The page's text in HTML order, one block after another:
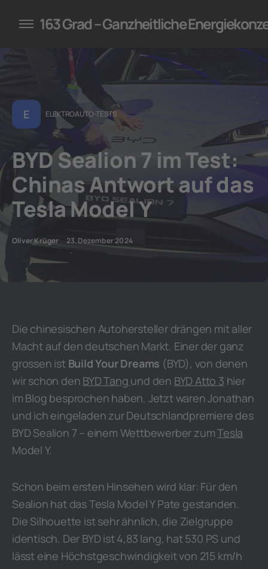
für Unternehmen
163 Grad – Ganzheitliche
E ELEKTROAUTO-TESTS
BYD Sealion 7 im Test:
Chinas Antwort auf das
Tesla Model Y
Oliver Krüger 23. Dezember 2024
Die chinesischen Autohersteller drängen mit aller
Macht auf den deutschen Markt. Einer der ganz
grossen ist Build Your Dreams (BYD), von denen
wir schon den BYD Tang und den BYD Atto 3 hier
im Blog besprochen haben. Jetzt waren Jonathan
und ich eingeladen zur Deutschlandpremiere des
BYD Sealion 7 – einem Wettbewerber zumTesla
Model Y.
Schon beim ersten Hinsehen wird klar: Für den
Sealion hat das Tesla Model Y Pate gestanden.
Die Silhouette ist sehr ähnlich, die Zielgruppe
identisch. Der BYD ist 4,83 lang, hat 530 PS und
lässt eine Höchstgeschwindigkeit von 215 km/h